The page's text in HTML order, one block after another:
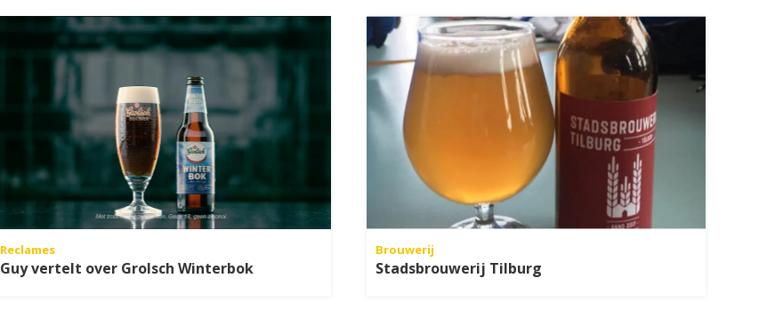
Reclames
Guy vertelt over Grolsch Winterbok
Brouwerij
Stadsbrouwerij Tilburg